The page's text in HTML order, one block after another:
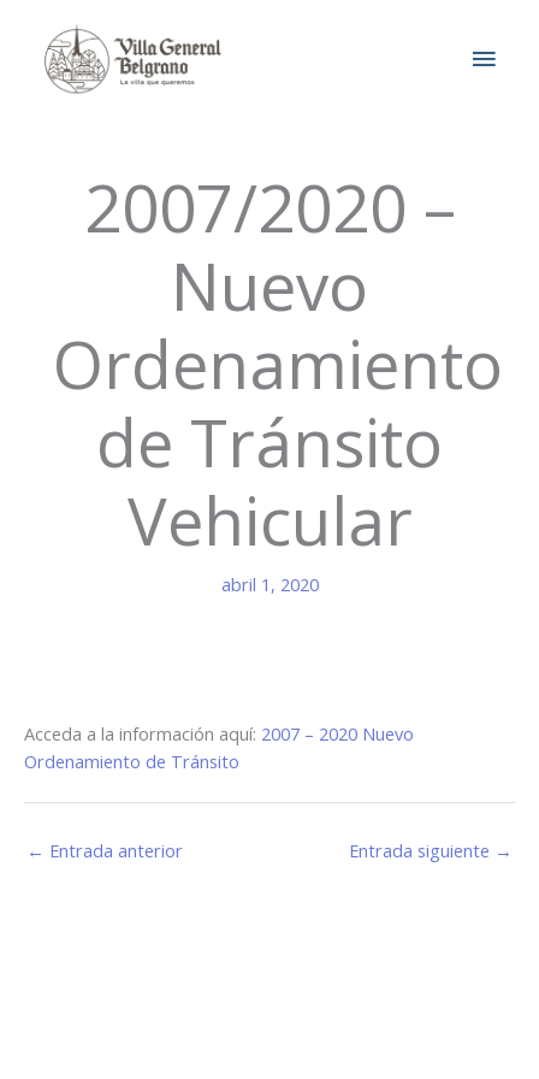
contenido
2007/2020 –
Nuevo
Ordenamiento
de Tránsito
Vehicular
abril 1, 2020
Acceda a la información aquí: 2007 – 2020 Nuevo
Ordenamiento de Tránsito
← Entrada anterior Entrada siguiente →